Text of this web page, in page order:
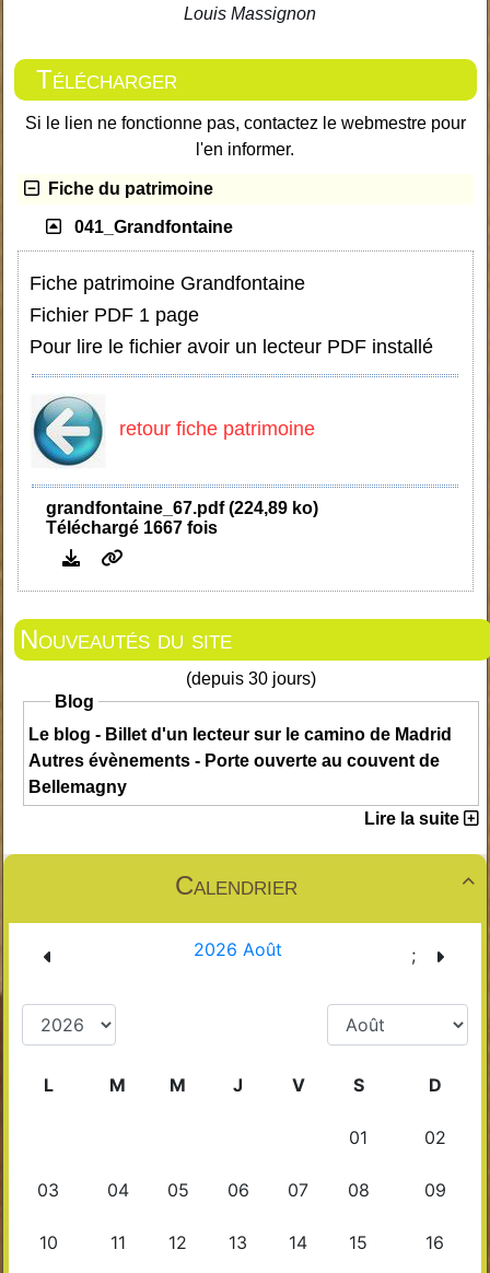

Calendrier
Louis Massignon
Télécharger
Si le lien ne fonctionne pas, contactez le webmestre pour
l'en informer.
Fiche du patrimoine
041_Grandfontaine
Fiche patrimoine Grandfontaine
Fichier PDF 1 page
Pour lire le fichier avoir un lecteur PDF installé
retour fiche patrimoine
grandfontaine_67.pdf (224,89 ko)
Téléchargé 1667 fois
Nouveautés du site
(depuis 30 jours)
Blog
Le blog - Billet d'un lecteur sur le camino de Madrid
Autres évènements - Porte ouverte au couvent de
Bellemagny
Lire la suite